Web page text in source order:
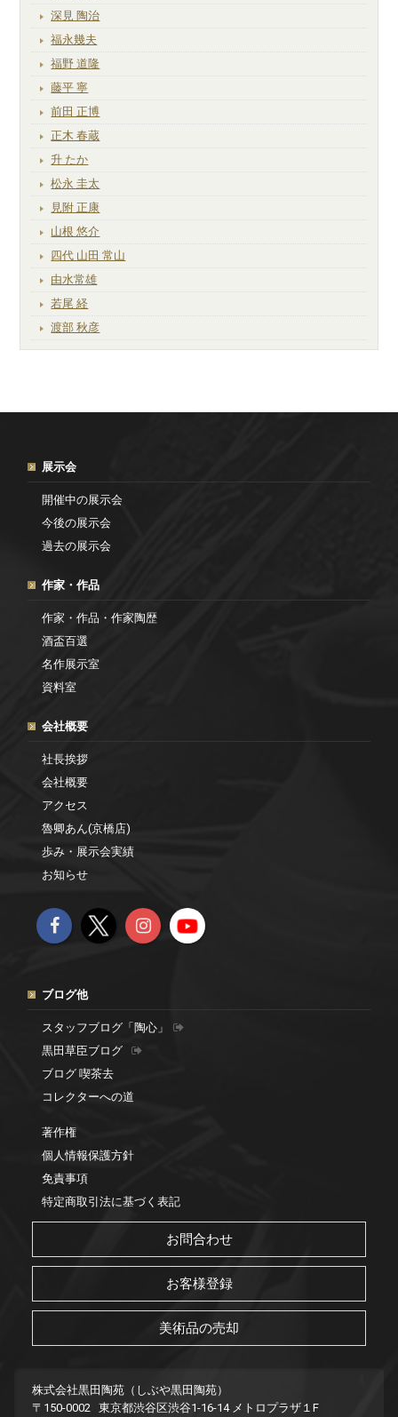
深見 陶治
福永幾夫
福野 道隆
藤平 寧
前田 正博
正木 春蔵
升 たか
松永 圭太
見附 正康
山根 悠介
四代 山田 常山
由水常雄
若尾 経
渡部 秋彦
展示会
開催中の展示会
今後の展示会
過去の展示会
作家・作品
作家・作品・作家陶歴
酒盃百選
名作展示室
資料室
会社概要
社長挨拶
会社概要
アクセス
魯卿あん(京橋店)
歩み・展示会実績
お知らせ
ブログ他
スタッフブログ「陶心」
黒田草臣ブログ
ブログ 喫茶去
コレクターへの道
著作権
個人情報保護方針
免責事項
特定商取引法に基づく表記
お問合わせ
お客様登録
美術品の売却
株式会社黒田陶苑（しぶや黒田陶苑）
〒150-0002 東京都渋谷区渋谷1-16-14 メトロプラザ１F